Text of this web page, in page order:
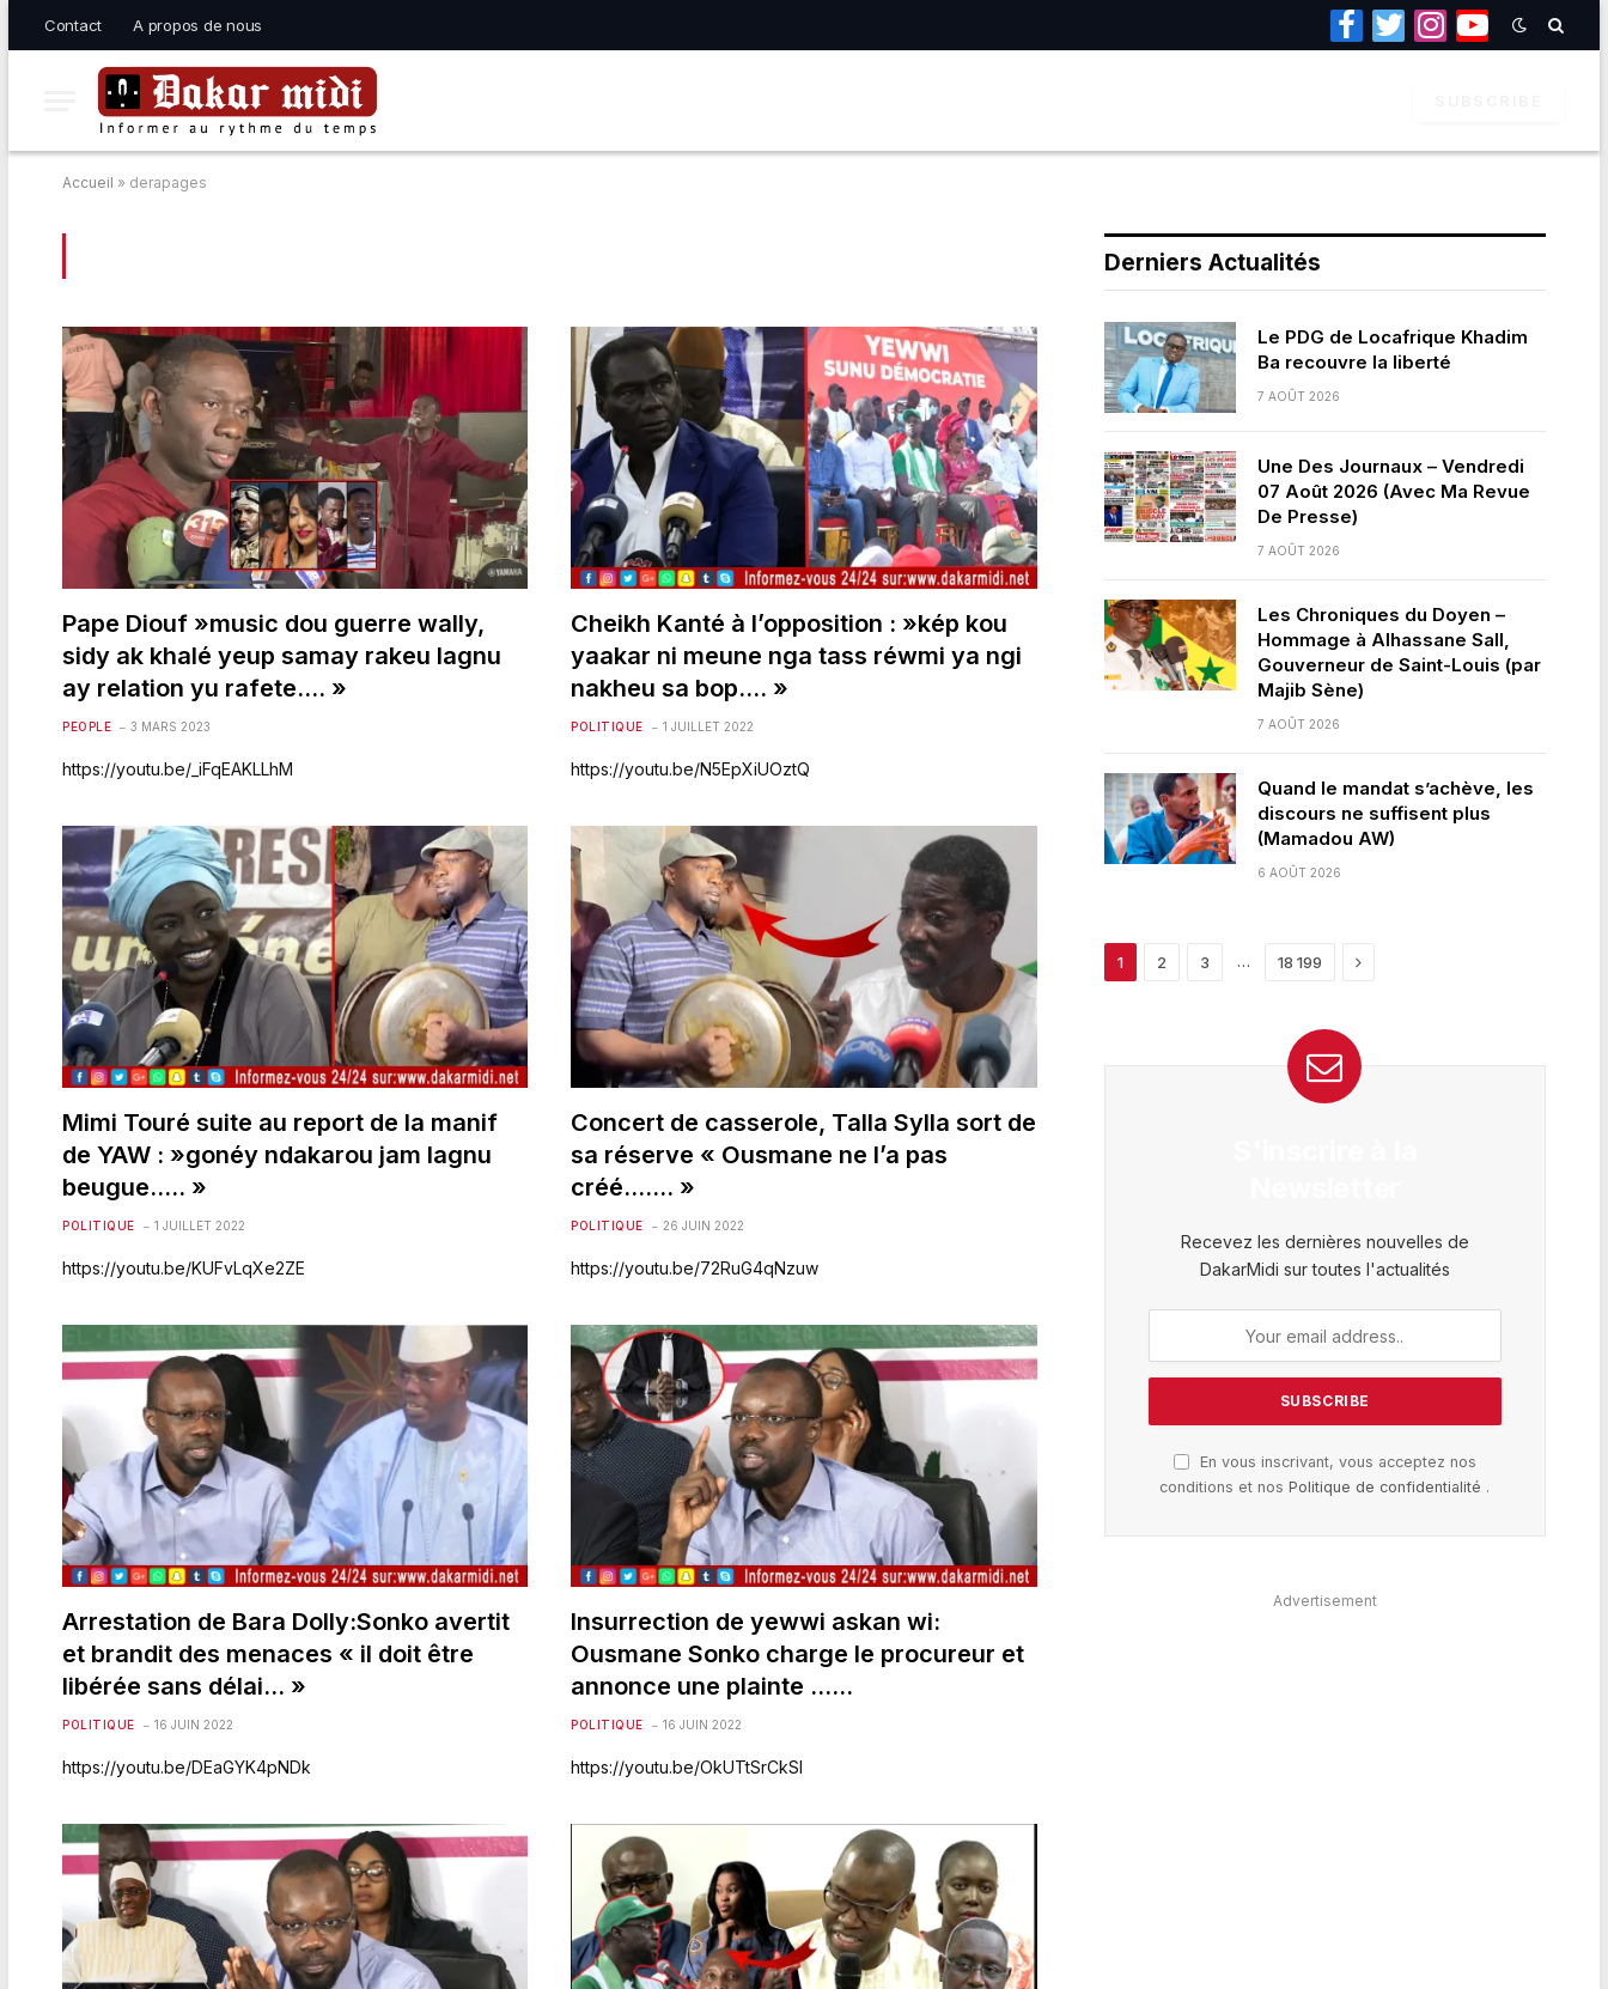
Contact A propos de nous
Facebook
TwitterInstagramYouTube
Accueil » derapages
Pape Diouf »music dou guerre wally,
sidy ak khalé yeup samay rakeu lagnu
ay relation yu rafete…. »
PEOPLE 3 MARS 2023
https://youtu.be/_iFqEAKLLhM
Cheikh Kanté à l’opposition : »kép kou
yaakar ni meune nga tass réwmi ya ngi
nakheu sa bop…. »
POLITIQUE 1 JUILLET 2022
https://youtu.be/N5EpXiUOztQ
Mimi Touré suite au report de la manif
de YAW : »gonéy ndakarou jam lagnu
beugue….. »
POLITIQUE 1 JUILLET 2022
https://youtu.be/KUFvLqXe2ZE
Concert de casserole, Talla Sylla sort de
sa réserve « Ousmane ne l’a pas
créé……. »
POLITIQUE 26 JUIN 2022
https://youtu.be/72RuG4qNzuw
Arrestation de Bara Dolly:Sonko avertit
et brandit des menaces « il doit être
libérée sans délai… »
POLITIQUE 16 JUIN 2022
https://youtu.be/DEaGYK4pNDk
Insurrection de yewwi askan wi:
Ousmane Sonko charge le procureur et
annonce une plainte ……
POLITIQUE 16 JUIN 2022
https://youtu.be/OkUTtSrCkSI
Derniers Actualités
Le PDG de Locafrique Khadim
Ba recouvre la liberté
7 AOÛT 2026
Une Des Journaux – Vendredi
07 Août 2026 (Avec Ma Revue
De Presse)
7 AOÛT 2026
Les Chroniques du Doyen –
Hommage à Alhassane Sall,
Gouverneur de Saint-Louis (par
Majib Sène)
7 AOÛT 2026
Quand le mandat s’achève, les
discours ne suffisent plus
(Mamadou AW)
6 AOÛT 2026
1 2 3 … 18 199 Next
Recevez les dernières nouvelles de
DakarMidi sur toutes l'actualités
En vous inscrivant, vous acceptez nos
conditions et nosPolitique de confidentialité .
Advertisement